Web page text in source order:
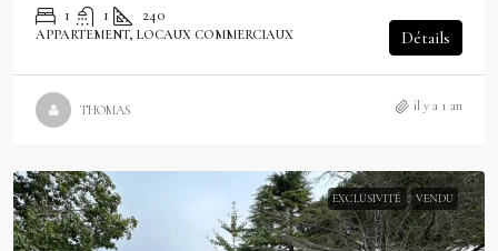
1 1 240
APPARTEMENT, LOCAUX COMMERCIAUX Détails
THOMAS il y a 1 an
EXCLUSIVITÉ VENDU